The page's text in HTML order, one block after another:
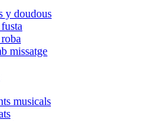
y doudous
missatge
musicals